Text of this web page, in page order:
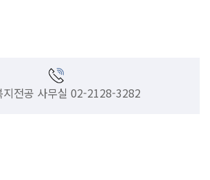
지전공 사무실 02-2128-3282